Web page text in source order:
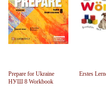
Prepare for Ukraine
НУШ 8 Workbook
Erstes